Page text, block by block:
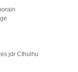
jdr Cthulhu